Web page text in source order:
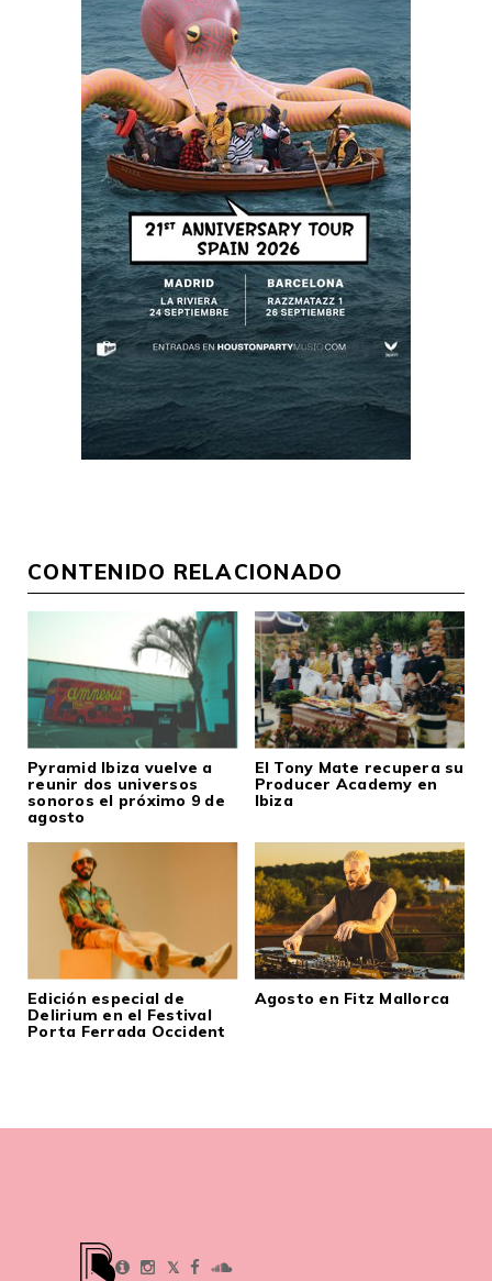
CONTENIDO RELACIONADO
Pyramid Ibiza vuelve a
reunir dos universos
sonoros el próximo 9 de
agosto
El Tony Mate recupera su
Producer Academy en
Ibiza
Edición especial de
Delirium en el Festival
Porta Ferrada Occident
Agosto en Fitz Mallorca
𝕏